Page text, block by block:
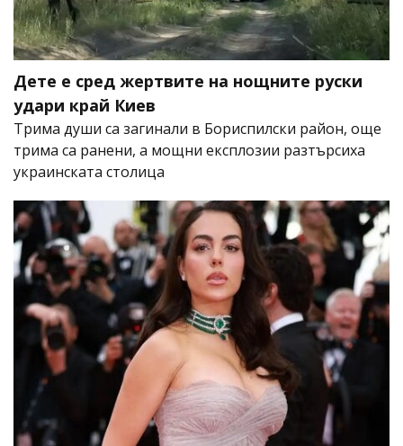
Дете е сред жертвите на нощните руски
удари край Киев
Трима души са загинали в Бориспилски район, още
трима са ранени, а мощни експлозии разтърсиха
украинската столица